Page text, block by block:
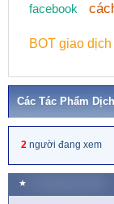
facebook
BOT giao dịch
Các Tác Phẩm
2 người đang xem
★